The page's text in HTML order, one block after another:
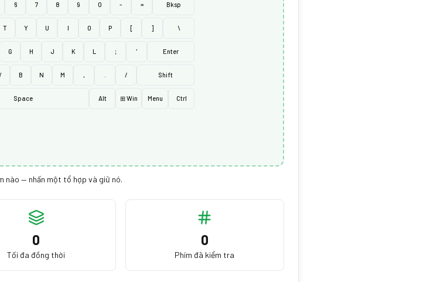
6 7 8 9 0 - = Bksp
T Y U I O P [ ] \
G H J K L ; ' Enter
B N M , / Shift
Space Alt ⊞ Win Menu Ctrl
nào — nhấn một tổ hợp và giữ nó.
0
Tối đa đồng thời
0
Phím đã kiểm tra